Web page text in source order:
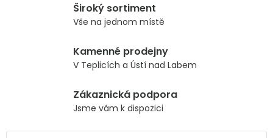
Široký sortiment
Vše na jednom místě
Kamenné prodejny
V Teplicích a Ústí nad Labem
Zákaznická podpora
Jsme vám k dispozici